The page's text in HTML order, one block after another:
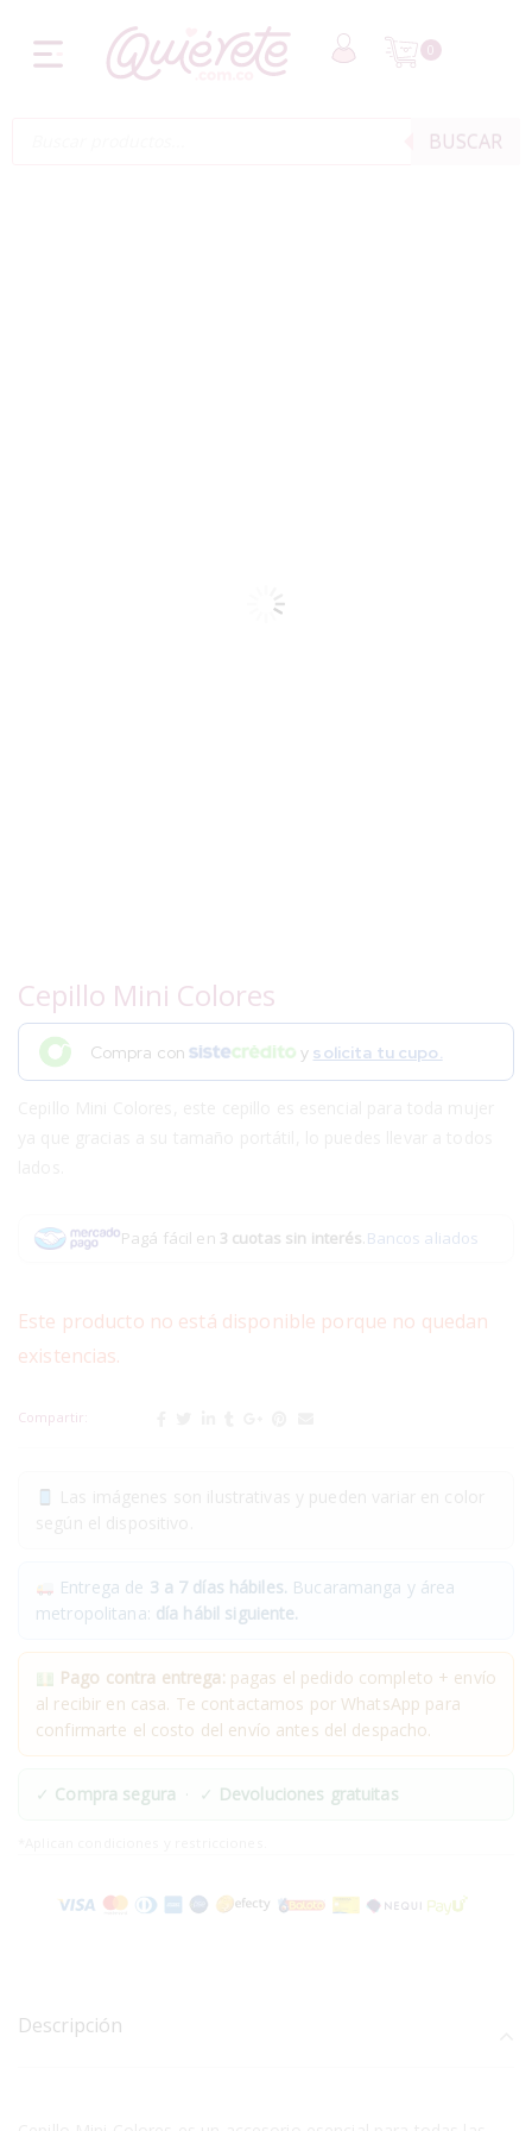
0
BUSCAR
Cepillo Mini Colores
Compra con y solicita tu cupo.
Pagá fácil en 3 cuotas sin interés.Bancos aliados
Este producto no está disponible porque no quedan
existencias.
Compartir:
Entrega de 3 a 7 días hábiles. Bucaramanga y área
metropolitana: día hábil siguiente.
Pago contra entrega: pagas el pedido completo + envío
al recibir en casa. Te contactamos por WhatsApp para
confirmarte el costo del envío antes del despacho.
✓ Compra segura · ✓ Devoluciones gratuitas
Descripción